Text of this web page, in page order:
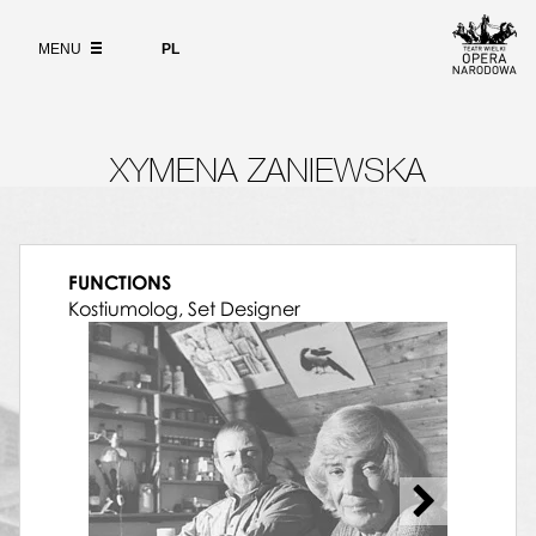
PL
MENU
XYMENA ZANIEWSKA
FUNCTIONS
Kostiumolog, Set Designer